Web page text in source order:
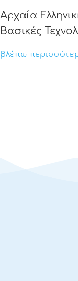
Αρχαία
Βασικές
βλέπω